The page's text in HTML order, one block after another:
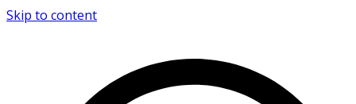
Skip to content